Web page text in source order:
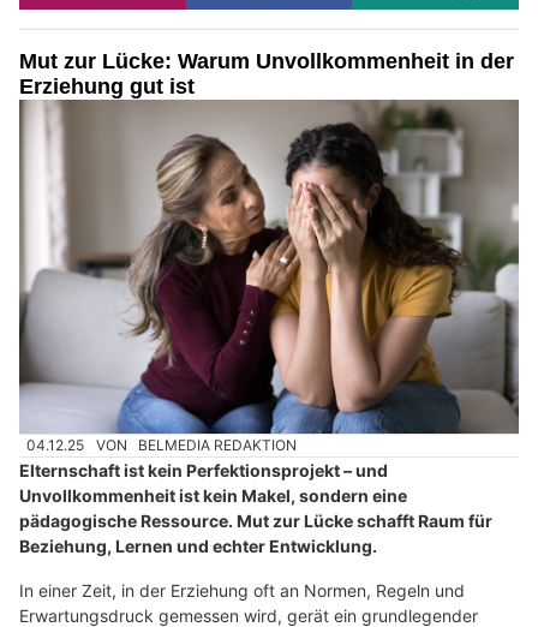
Mut zur Lücke: Warum Unvollkommenheit in der
Erziehung gut ist
04.12.25 VON BELMEDIA REDAKTION
Elternschaft ist kein Perfektionsprojekt – und
Unvollkommenheit ist kein Makel, sondern eine
pädagogische Ressource. Mut zur Lücke schafft Raum für
Beziehung, Lernen und echter Entwicklung.
In einer Zeit, in der Erziehung oft an Normen, Regeln und
Erwartungsdruck gemessen wird, gerät ein grundlegender